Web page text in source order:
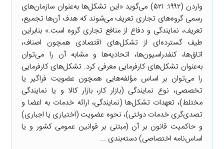
واردن (۱۹۹۲: ۵۲۱) می‌گوید «این تشکل‌ها به‌عنوان سازمان‌های
رسمی گروه‌های تجاری تعریف می‌شوند که هدف آن‌ها تجمیع،
تعریف، نمایندگی و دفاع از منافع تجاری گروه است.» بنابراین
طیف گسترده‌ای از تشکل‌های اقتصادی همچون اصناف،
اتاق‌ها، کنفدراسیون‌ها، اتحادیه‌ها و مشابه آن را می‌توان
به‌عنوان تشکل‌های کارفرمایی معرفی کرد. تشکل‌های کارفرمایی
را می‌توان بر اساس مؤلفه‌هایی همچون عضویت فراگیر یا
تخصصی، نوع نمایندگی (بازار کار، بازار کالا و یا نمایندگی
مختلط)، تعهدات تشکل‌ها (نمایندگی، ارائه خدمات به اعضا و
تصدی‌گری خدمات دولتی)، نحوه عضویت (اختیاری یا اجباری)
و حاکمیت قانون بر آن (مبتنی بر قوانین عمومی کشور و یا
اساس‌نامه اختصاصی) دسته‌بندی ...